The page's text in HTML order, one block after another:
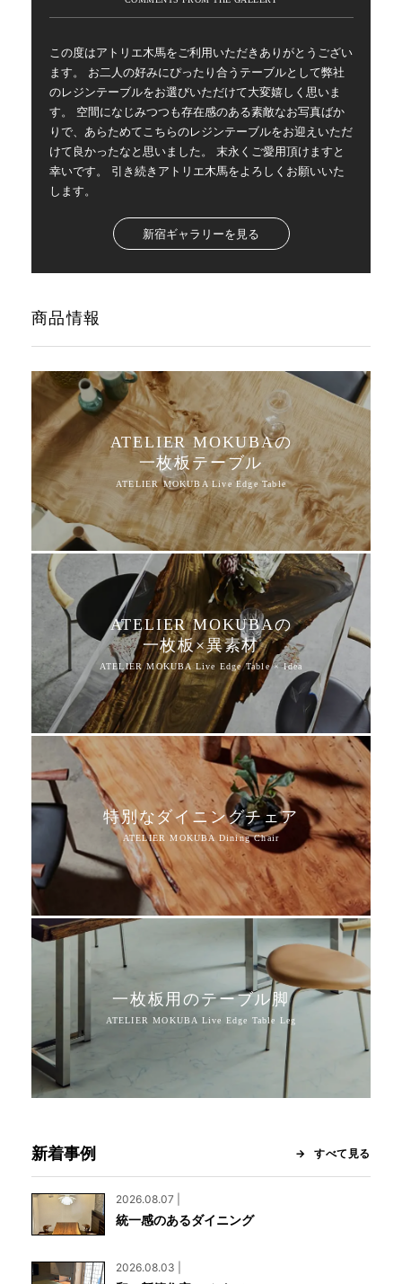
この度はアトリエ木馬をご利用いただきありがとうござい
ます。 お二人の好みにぴったり合うテーブルとして弊社
のレジンテーブルをお選びいただけて大変嬉しく思いま
す。 空間になじみつつも存在感のある素敵なお写真ばか
りで、あらためてこちらのレジンテーブルをお迎えいただ
けて良かったなと思いました。 末永くご愛用頂けますと
幸いです。 引き続きアトリエ木馬をよろしくお願いいた
します。
新宿ギャラリーを見る
商品情報
ATELIER MOKUBAの
一枚板テーブル
ATELIER MOKUBAの
一枚板×異素材
特別なダイニングチェア
一枚板用のテーブル脚
新着事例 すべて見る
2026.08.07 |
統一感のあるダイニング
2026.08.03 |